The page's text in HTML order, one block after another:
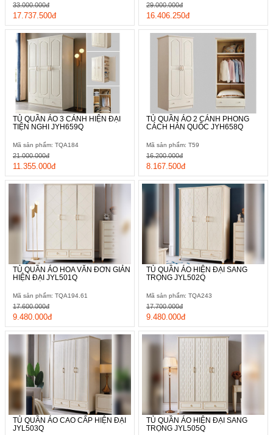
17.737.500đ
33.000.000đ
16.406.250đ
29.000.000đ
TỦ QUẦN ÁO 3 CÁNH HIỆN ĐẠI
TIỆN NGHI JYH659Q
Mã sản phẩm: TQA184
11.355.000đ
21.000.000đ
TỦ QUẦN ÁO 2 CÁNH PHONG
CÁCH HÀN QUỐC JYH658Q
Mã sản phẩm: T59
8.167.500đ
16.200.000đ
TỦ QUẦN ÁO HOA VĂN ĐƠN GIẢN
HIỆN ĐẠI JYL501Q
Mã sản phẩm: TQA194.61
9.480.000đ
17.600.000đ
TỦ QUẦN ÁO HIỆN ĐẠI SANG
TRỌNG JYL502Q
Mã sản phẩm: TQA243
9.480.000đ
17.700.000đ
TỦ QUẦN ÁO CAO CẤP HIỆN ĐẠI
JYL503Q
TỦ QUẦN ÁO HIỆN ĐẠI SANG
TRỌNG JYL505Q